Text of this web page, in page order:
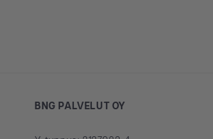
BNG PALVELUT OY